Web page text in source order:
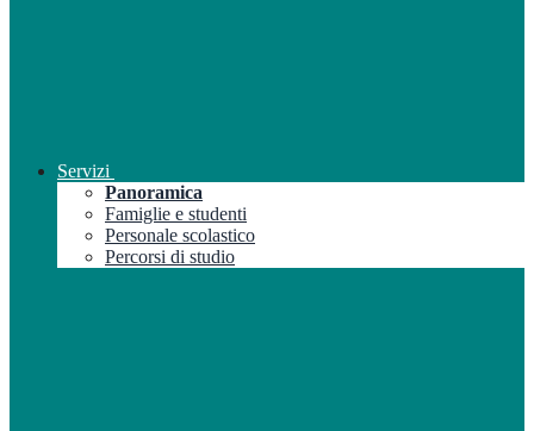
Servizi
Panoramica
Famiglie e studenti
Personale scolastico
Percorsi di studio